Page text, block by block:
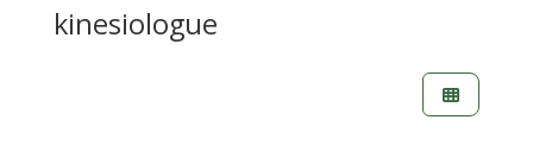
kinesiologue